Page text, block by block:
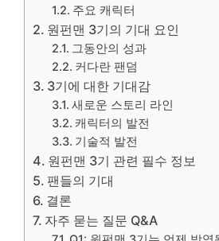
주요 캐릭터
원펀맨 3기의 기대 요인
그동안의 성과
커다란 팬덤
3기에 대한 기대감
새로운 스토리 라인
캐릭터의 발전
기술적 발전
원펀맨 3기 관련 필수 정보
팬들의 기대
결론
자주 묻는 질문 Q&A